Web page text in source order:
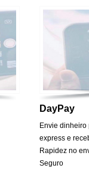
DayPay
Envie dinheiro
express e
Rapidez no
Seguro